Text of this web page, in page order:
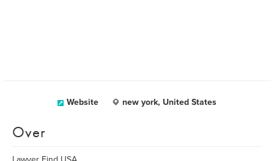
Website new york, United States
Over